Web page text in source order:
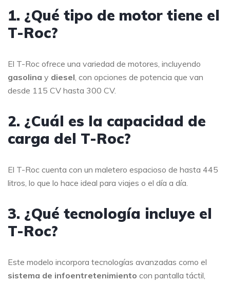
1. ¿Qué tipo de motor tiene el
T-Roc?
El T-Roc ofrece una variedad de motores, incluyendo
gasolina y diesel, con opciones de potencia que van
desde 115 CV hasta 300 CV.
2. ¿Cuál es la capacidad de
carga del T-Roc?
El T-Roc cuenta con un maletero espacioso de hasta 445
litros, lo que lo hace ideal para viajes o el día a día.
3. ¿Qué tecnología incluye el
T-Roc?
Este modelo incorpora tecnologías avanzadas como el
sistema de infoentretenimiento con pantalla táctil,